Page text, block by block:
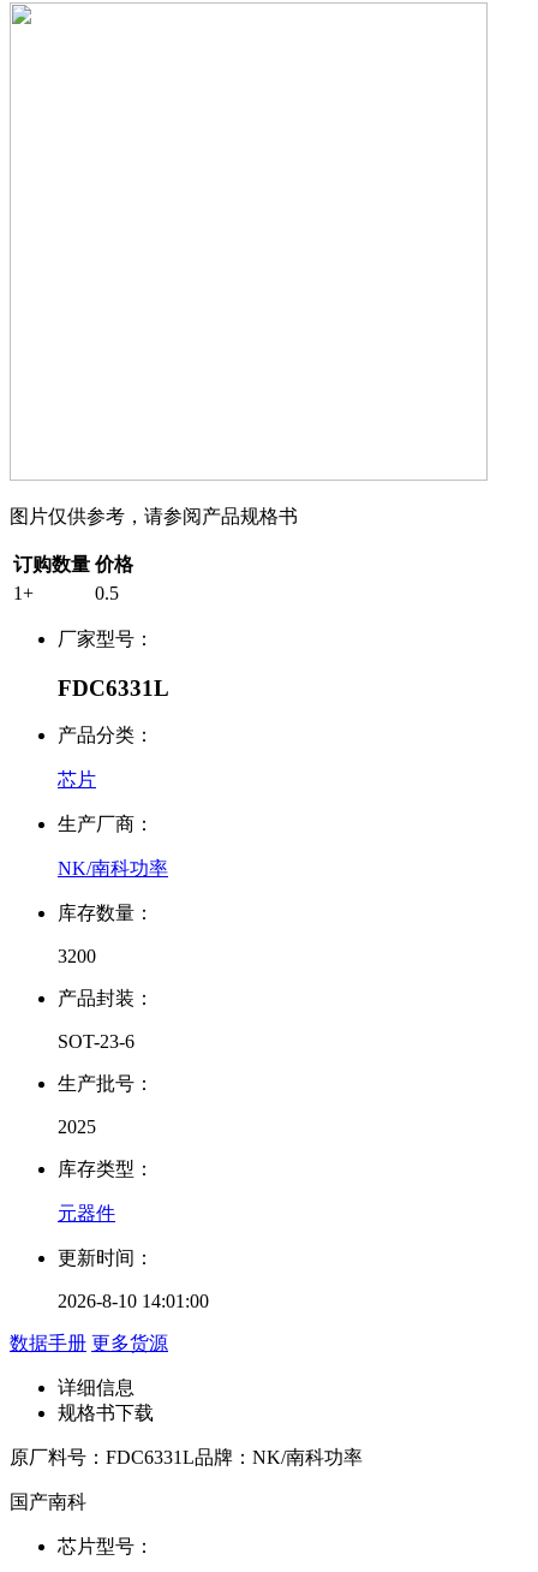
图片仅供参考，请参阅产品规格书
订购数量 价格
1+
0.5
厂家型号：
FDC6331L
产品分类：
芯片
生产厂商：
NK/南科功率
库存数量：
3200
产品封装：
SOT-23-6
生产批号：
2025
库存类型：
元器件
更新时间：
2026-8-10 14:01:00
数据手册 更多货源
详细信息
规格书下载
原厂料号： FDC6331L品牌： NK/南科功率
国产南科
芯片型号：